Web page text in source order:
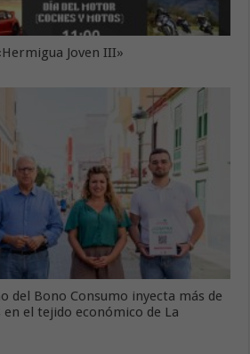
Joven III»
del Bono Consumo inyecta más de
el tejido económico de La